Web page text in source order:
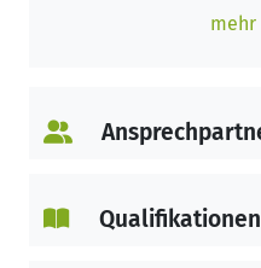
ergänzenden
Erkrankungen in
nehmen, wenn Sie
mehr
Qualifikationen